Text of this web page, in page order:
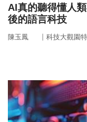
AI真的聽得懂人
後的語言科技
陳玉鳳 ｜ 科技大觀園